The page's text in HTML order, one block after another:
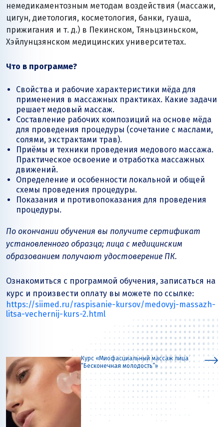
немедикаментозным методам воздействия (массажи,
цигун, диетология, косметология, банки, гуаша,
прижигания и т. д.) в Пекинском, Тяньцзиньском,
Хэйлунцзянском медицинских университетах.
Что в программе?
Свойства и рабочие характеристики мёда для
применения в массажных практиках. Какие задачи
решает медовый массаж.
Составление рабочих композиций на основе мёда
для проведения процедуры (сочетание с маслами,
солями, экстрактами трав).
Приёмы и техники проведения медового массажа.
Практическое освоение и отработка массажных
движений.
Определение и особенности локальной и общей
схемы проведения процедуры.
Показания и противопоказания для проведения
процедуры.
По окончании обучения вы получите сертификат
установленного образца; лица с медицинским
образованием получают удостоверение ПК.
Ознакомиться с программой обучения, записаться на
курс и произвести оплату вы можете по ссылке:
https://siimed.ru/raspisanie-kursov/medovyj-massazh-
litsa-vechernij-kurs-2.html
Курс «Миофасциальный массаж лица
“Бесконечная молодость”»